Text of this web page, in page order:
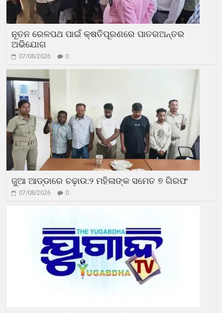
ନୂତନ ରେଳପଥ ପାଇଁ କ୍ଷତିପୂରଣରେ ପାତରଅନ୍ତର
ଅଭିଯୋଗ
07/08/2026 0
ଜୁଆ ଆଡ୍ଡାରେ ଚଢ଼ାଉ:୨ ମହିଳାଙ୍କ ସମେତ ୭ ଗିରଫ
07/08/2026 0